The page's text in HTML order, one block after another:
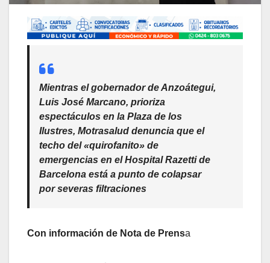
Mientras el gobernador de Anzoátegui,
Luis José Marcano, prioriza
espectáculos en la Plaza de los
Ilustres, Motrasalud denuncia que el
techo del «quirofanito» de
emergencias en el Hospital Razetti de
Barcelona está a punto de colapsar
por severas filtraciones
Con información de Nota de Prensa